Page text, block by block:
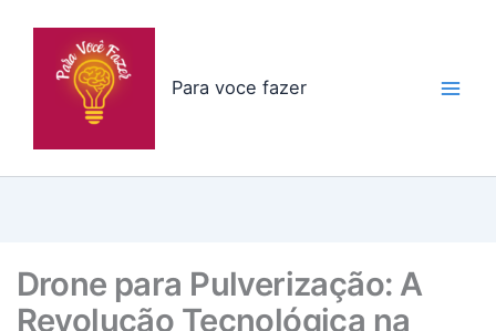
Para voce fazer
Drone para Pulverização: A
Revolução Tecnológica na